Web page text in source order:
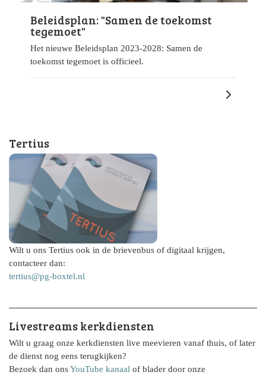
Beleidsplan: "Samen de toekomst
tegemoet"
Het nieuwe Beleidsplan 2023-2028: Samen de
toekomst tegemoet is officieel.
Tertius
Wilt u ons Tertius ook in de brievenbus of digitaal krijgen,
contacteer dan:
tertius@pg-boxtel.nl
Livestreams kerkdiensten
Wilt u graag onze kerkdiensten live meevieren vanaf thuis, of later
de dienst nog eens terugkijken?
Bezoek dan onsYouTube kanaal of blader door onze